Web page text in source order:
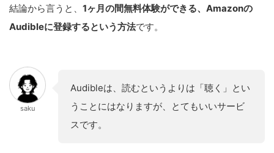
結論から言うと、 1ヶ月の間無料体験ができる、Amazonの
Audibleに登録するという方法です。
saku
Audibleは、読むというよりは「聴く」とい
うことにはなりますが、とてもいいサービ
スです。